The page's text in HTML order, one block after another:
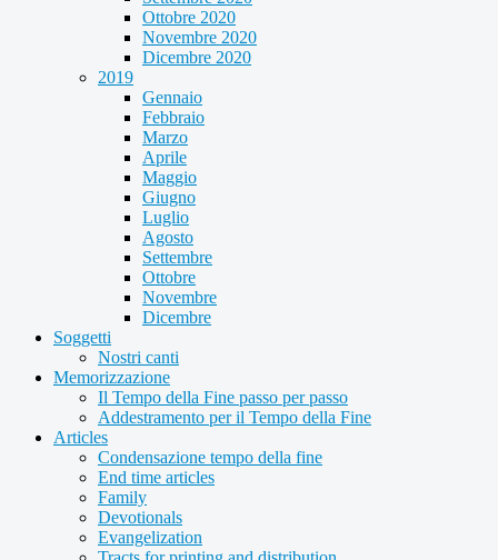
Ottobre 2020
Novembre 2020
Dicembre 2020
2019
Gennaio
Febbraio
Marzo
Aprile
Maggio
Giugno
Luglio
Agosto
Settembre
Ottobre
Novembre
Dicembre
Soggetti
Nostri canti
Memorizzazione
Il Tempo della Fine passo per passo
Addestramento per il Tempo della Fine
Articles
Condensazione tempo della fine
End time articles
Family
Devotionals
Evangelization